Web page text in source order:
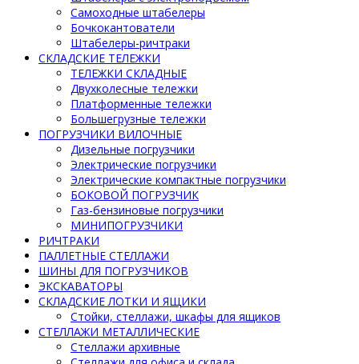
Самоходные штабелеры
Бочкокантователи
Штабелеры-ричтраки
СКЛАДСКИЕ ТЕЛЕЖКИ
ТЕЛЕЖКИ СКЛАДНЫЕ
Двухколесные тележки
Платформенные тележки
Большегрузные тележки
ПОГРУЗЧИКИ ВИЛОЧНЫЕ
Дизельные погрузчики
Электрические погрузчики
Электрические компактные погрузчики
БОКОВОЙ ПОГРУЗЧИК
Газ-бензиновые погрузчики
МИНИПОГРУЗЧИКИ
РИЧТРАКИ
ПАЛЛЕТНЫЕ СТЕЛЛАЖИ
ШИНЫ ДЛЯ ПОГРУЗЧИКОВ
ЭКСКАВАТОРЫ
СКЛАДСКИЕ ЛОТКИ И ЯЩИКИ
Стойки, стеллажи, шкафы для ящиков
СТЕЛЛАЖИ МЕТАЛЛИЧЕСКИЕ
Стеллажи архивные